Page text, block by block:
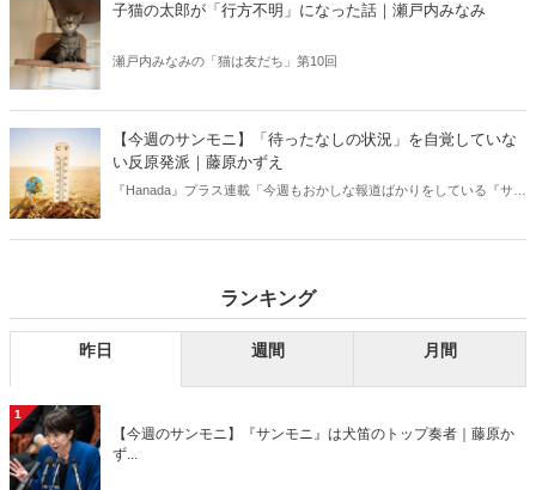
子猫の太郎が「行方不明」になった話｜瀬戸内みなみ
瀬戸内みなみの「猫は友だち」第10回
【今週のサンモニ】「待ったなしの状況」を自覚していな
い反原発派｜藤原かずえ
『Hanada』プラス連載「今週もおかしな報道ばかりをしている『サン
ランキング
昨日 週間 月間
1
【今週のサンモニ】『サンモニ』は犬笛のトップ奏者｜藤原か
ず...